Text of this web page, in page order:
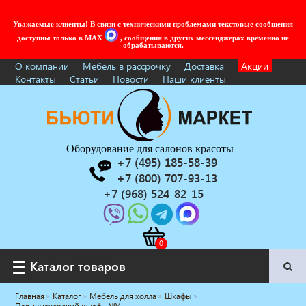
Уважаемые клиенты! В связи с техническими проблемами текстовые сообщения
доступны только в MAX
, сообщения в других мессенджерах временно не
обрабатываются.
О компании Мебель в рассрочку Доставка
Акции
Контакты
Статьи Новости Наши клиенты
Оборудование для салонов красоты
+7 (495) 185-58-39
+7 (800) 707-93-13
+7 (968) 524-82-15
Каталог товаров
Каталог товаров
Главная Каталог Мебель для холла
Шкафы